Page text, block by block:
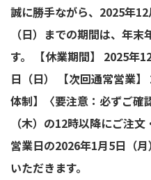
誠に勝手ながら、2025年
（日）までの期間は、年
す。 【休業期間】 2025年
日（日） 【次回通常営業
体制】〈要注意：必ずご確
（木）の12時以降にご注
営業日の2026年1月5日（
いただきます。